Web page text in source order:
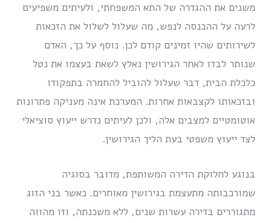
משנים את ההגדרה של התא המשפחתי, ולעיתים משפיעים
לרעה על ההכנסה לנפש, מה שעלול לשלול את הזכאות
לשירותים שהיו זמינים קודם לכן. נוסף על כך, האדם
שנותר לבדו לאחר הגירושין נאלץ לשאת בעצמו את נטל
כלכלת הבית, דבר שעלול להוביל להחמרה בתפקודו
ובזכאותו לקצבאות אחרות. המערכת אינה מעניקה פתרונות
אוטומטיים למצבים אלה, ולכן לעיתים נדרש ייעוץ סוציאלי
לצד ייעוץ משפטי בעת הליך הגירושין.
בנוגע לחלוקת הדירה המשותפת, מדובר בסוגיה
שמורכבותה מתעצמת בגירושין מאוחרים. כאשר בני הזוג
מתגוררים בדירה עשרות שנים, ללא משכנתה, וזו מהווה